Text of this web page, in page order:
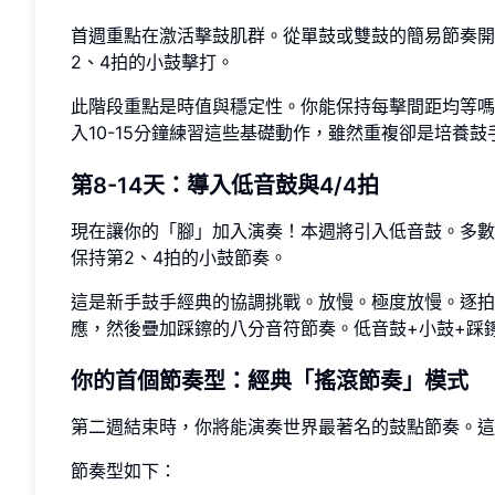
首週重點在激活擊鼓肌群。從單鼓或雙鼓的簡易節奏
2、4拍的小鼓擊打。
此階段重點是時值與穩定性。你能保持每擊間距均
入10-15分鐘練習這些基礎動作，雖然重複卻是培養
第8-14天：導入低音鼓與4/4拍
現在讓你的「腳」加入演奏！本週將引入低音鼓。多
保持第2、4拍的小鼓節奏。
這是新手鼓手經典的協調挑戰。放慢。極度放慢。逐
應，然後疊加踩鑔的八分音符節奏。低音鼓+小鼓+踩
你的首個節奏型：經典「搖滾節奏」模式
第二週結束時，你將能演奏世界最著名的鼓點節奏。
節奏型如下：